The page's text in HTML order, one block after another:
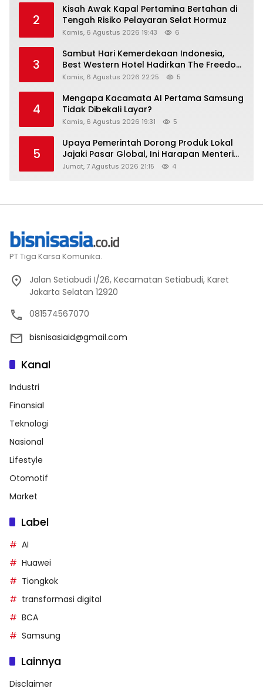
2
Kisah Awak Kapal Pertamina Bertahan di
Tengah Risiko Pelayaran Selat Hormuz
Kamis, 6 Agustus 2026 19:43 6
3
Sambut Hari Kemerdekaan Indonesia,
Best Western Hotel Hadirkan The Freedom
Stay Diskon Hingga 45%
Kamis, 6 Agustus 2026 22:25 5
4
Mengapa Kacamata AI Pertama Samsung
Tidak Dibekali Layar?
Kamis, 6 Agustus 2026 19:31 5
5
Upaya Pemerintah Dorong Produk Lokal
Jajaki Pasar Global, Ini Harapan Menteri
Perindustrian RI Lewat ILT dan IGT Expo
Jumat, 7 Agustus 2026 21:15 4
PT Tiga Karsa Komunika.
Jalan Setiabudi I/26, Kecamatan Setiabudi, Karet
Jakarta Selatan 12920
081574567070
bisnisasiaid@gmail.com
Kanal
Industri
Finansial
Teknologi
Nasional
Lifestyle
Otomotif
Market
Label
AI
Huawei
Tiongkok
transformasi digital
BCA
Samsung
Lainnya
Disclaimer